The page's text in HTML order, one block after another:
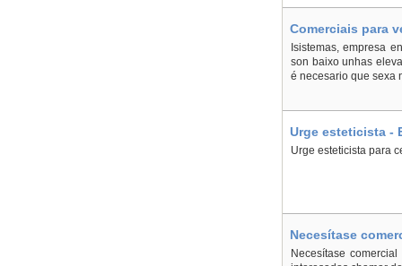
Comerciais para
Isistemas, empresa
son baixo unhas
é necesario que sexa
Urge esteticista -
Urge esteticista para
Necesítase
Necesítase